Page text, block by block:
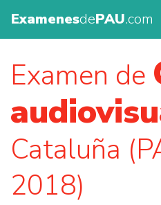
ExamenesdePAU.com
Examen de
Cataluña
2018)